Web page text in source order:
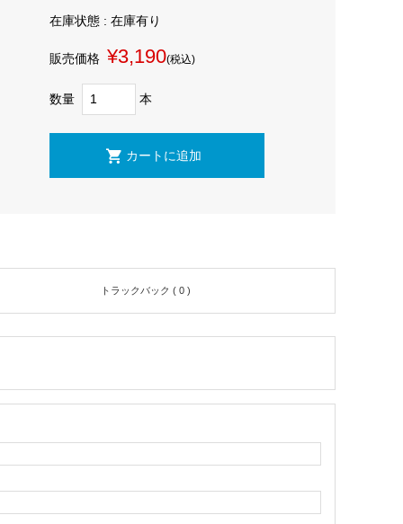
在庫状態 : 在庫有り
販売価格 ¥3,190(税込)
数量 本
トラックバック ( 0 )